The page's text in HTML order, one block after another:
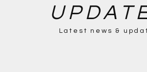
Latest news &